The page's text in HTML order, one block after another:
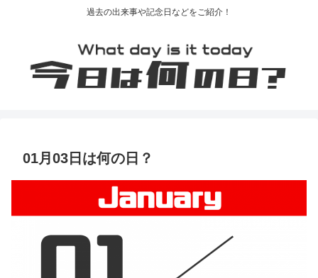
過去の出来事や記念日などをご紹介！
01月03日は何の日？